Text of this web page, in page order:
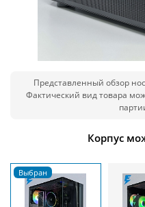
Представленный обзор
Фактический вид товара
Корпус